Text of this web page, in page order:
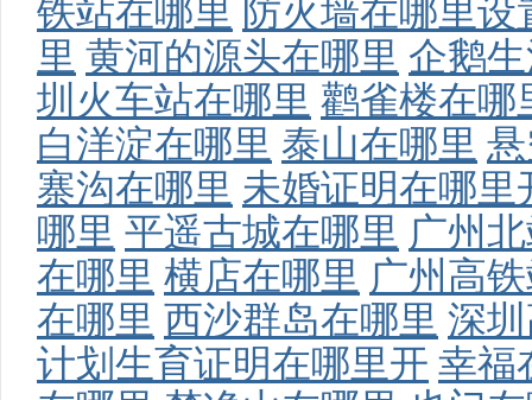
铁站在哪里 防火墙在哪里设
里 黄河的源头在哪里 企鹅
圳火车站在哪里 鹳雀楼在哪
白洋淀在哪里 泰山在哪里
寨沟在哪里 未婚证明在哪里
哪里 平遥古城在哪里 广州
在哪里 横店在哪里 广州高
在哪里 西沙群岛在哪里 深
计划生育证明在哪里开 幸福